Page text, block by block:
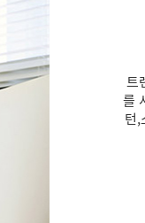
트
를
턴,